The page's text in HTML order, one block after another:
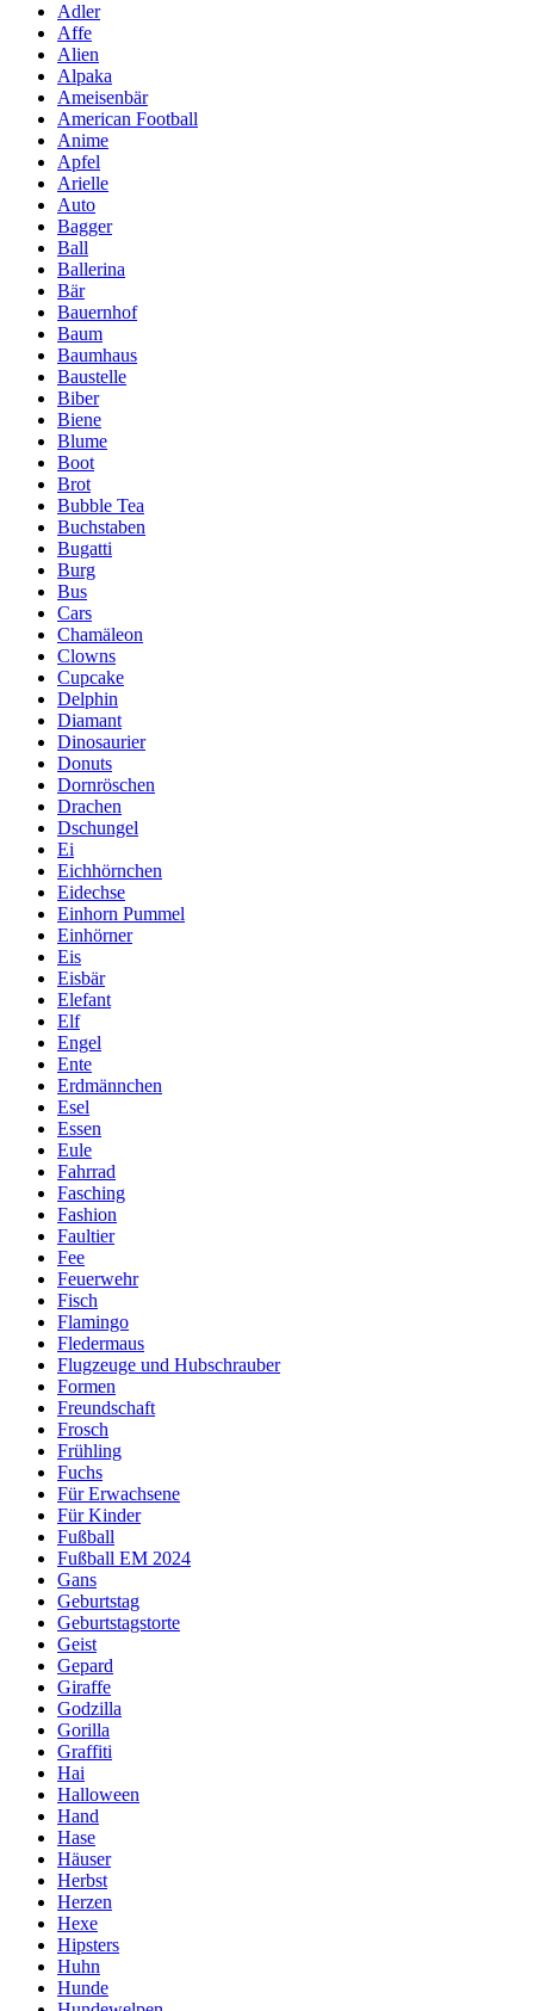
Adler
Affe
Alien
Alpaka
Ameisenbär
American Football
Anime
Apfel
Arielle
Auto
Bagger
Ball
Ballerina
Bär
Bauernhof
Baum
Baumhaus
Baustelle
Biber
Biene
Blume
Boot
Brot
Bubble Tea
Buchstaben
Bugatti
Burg
Bus
Cars
Chamäleon
Clowns
Cupcake
Delphin
Diamant
Dinosaurier
Donuts
Dornröschen
Drachen
Dschungel
Ei
Eichhörnchen
Eidechse
Einhorn Pummel
Einhörner
Eis
Eisbär
Elefant
Elf
Engel
Ente
Erdmännchen
Esel
Essen
Eule
Fahrrad
Fasching
Fashion
Faultier
Fee
Feuerwehr
Fisch
Flamingo
Fledermaus
Flugzeuge und Hubschrauber
Formen
Freundschaft
Frosch
Frühling
Fuchs
Für Erwachsene
Für Kinder
Fußball
Fußball EM 2024
Gans
Geburtstag
Geburtstagstorte
Geist
Gepard
Giraffe
Godzilla
Gorilla
Graffiti
Hai
Halloween
Hand
Hase
Häuser
Herbst
Herzen
Hexe
Hipsters
Huhn
Hunde